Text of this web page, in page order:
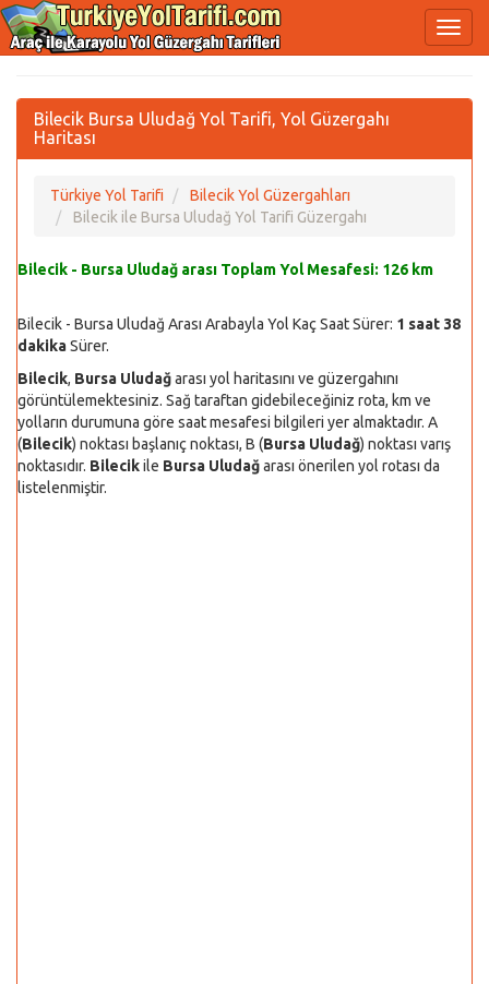
Bilecik Bursa Uludağ Yol Tarifi, Yol Güzergahı
Haritası
Türkiye Yol Tarifi
Bilecik Yol Güzergahları
Bilecik ile Bursa Uludağ Yol Tarifi Güzergahı
Bilecik - Bursa Uludağ arası Toplam Yol Mesafesi: 126 km
Bilecik - Bursa Uludağ Arası Arabayla Yol Kaç Saat Sürer: 1 saat 38
dakikaSürer.
Bilecik, Bursa Uludağarası yol haritasını ve güzergahını
görüntülemektesiniz. Sağ taraftan gidebileceğiniz rota, km ve
yolların durumuna göre saat mesafesi bilgileri yer almaktadır. A
(Bilecik) noktası başlanıç noktası, B (Bursa Uludağ) noktası varış
noktasıdır. Bilecikile Bursa Uludağarası önerilen yol rotası da
listelenmiştir.